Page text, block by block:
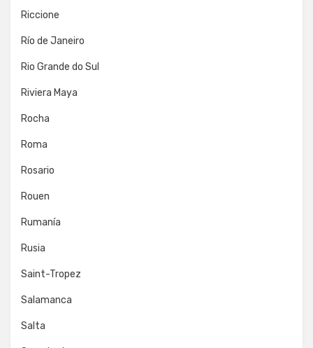
Riccione
Río de Janeiro
Rio Grande do Sul
Riviera Maya
Rocha
Roma
Rosario
Rouen
Rumanía
Rusia
Saint-Tropez
Salamanca
Salta